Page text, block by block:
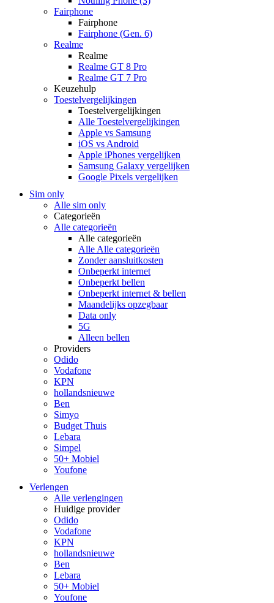
Fairphone
Fairphone
Fairphone (Gen. 6)
Realme
Realme
Realme GT 8 Pro
Realme GT 7 Pro
Keuzehulp
Toestelvergelijkingen
Toestelvergelijkingen
Alle Toestelvergelijkingen
Apple vs Samsung
iOS vs Android
Apple iPhones vergelijken
Samsung Galaxy vergelijken
Google Pixels vergelijken
Sim only
Alle sim only
Categorieën
Alle categorieën
Alle categorieën
Alle Alle categorieën
Zonder aansluitkosten
Onbeperkt internet
Onbeperkt bellen
Onbeperkt internet & bellen
Maandelijks opzegbaar
Data only
5G
Alleen bellen
Providers
Odido
Vodafone
KPN
hollandsnieuwe
Ben
Simyo
Budget Thuis
Lebara
Simpel
50+ Mobiel
Youfone
Verlengen
Alle verlengingen
Huidige provider
Odido
Vodafone
KPN
hollandsnieuwe
Ben
Lebara
50+ Mobiel
Youfone